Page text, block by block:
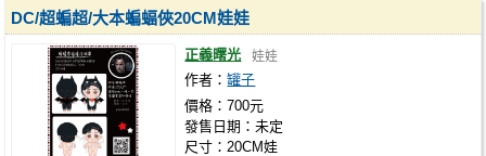
DC/超蝙超/大本蝙蝠俠20CM娃娃
正義曙光 娃娃
作者：罐子
價格：700元
發售日期：未定
尺寸：20CM娃